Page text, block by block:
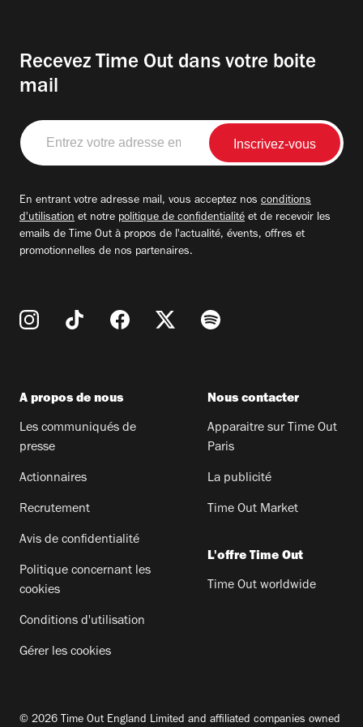
Recevez Time Out dans votre boite
mail
Entrez
votre
adresse
En entrant votre adresse mail, vous acceptez nos conditions
d'utilisation et notre politique de confidentialité et de recevoir les
emails de Time Out à propos de l'actualité, évents, offres et
promotionnelles de nos partenaires.
A propos de nous
Les communiqués de
presse
Actionnaires
Recrutement
Avis de confidentialité
Politique concernant les
cookies
Conditions d'utilisation
Gérer les cookies
Nous contacter
Apparaitre sur Time Out
Paris
La publicité
Time Out Market
L'offre Time Out
Time Out worldwide
© 2026 Time Out England Limited and affiliated companies owned